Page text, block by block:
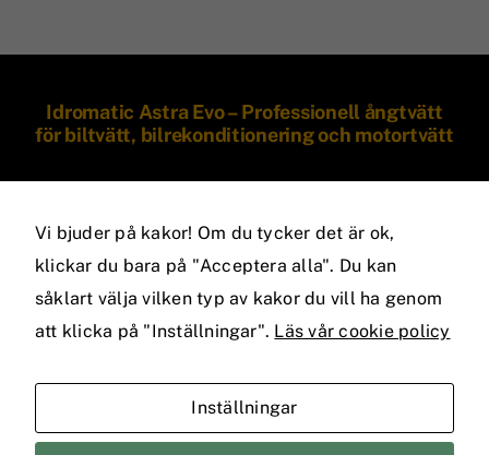
Idromatic Astra Evo – Professionell ångtvätt
för biltvätt, bilrekonditionering och motortvätt
Vi bjuder på kakor! Om du tycker det är ok,
klickar du bara på "Acceptera alla". Du kan
såklart välja vilken typ av kakor du vill ha genom
att klicka på "Inställningar". Läs vår cookie policy
Inställningar
Nödvändiga
att hemsidan
över huvud
taget ska
fungera.
kunna
förbättra